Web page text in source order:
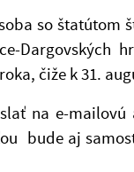
so štatútom
čiže k 31.
na e-
bude aj